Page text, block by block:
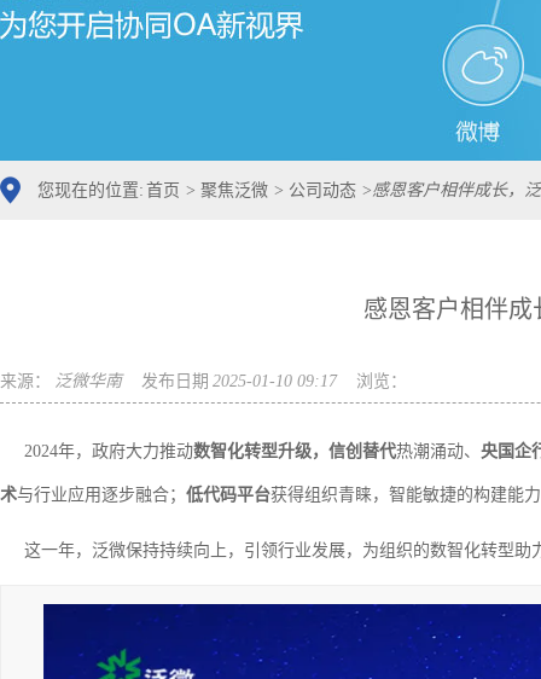
您现在的位置: 首页 > 聚焦泛微 > 公司动态 >感恩客户相伴成长，
感恩客户相伴成
来源： 泛微华南 发布日期 2025-01-10 09:17 浏览：
2024年，政府大力推动数智化转型升级，信创替代热潮涌动、 央国企
术与行业应用逐步融合； 低代码平台获得组织青睐，智能敏捷的构建能
这一年，泛微保持持续向上，引领行业发展，为组织的数智化转型